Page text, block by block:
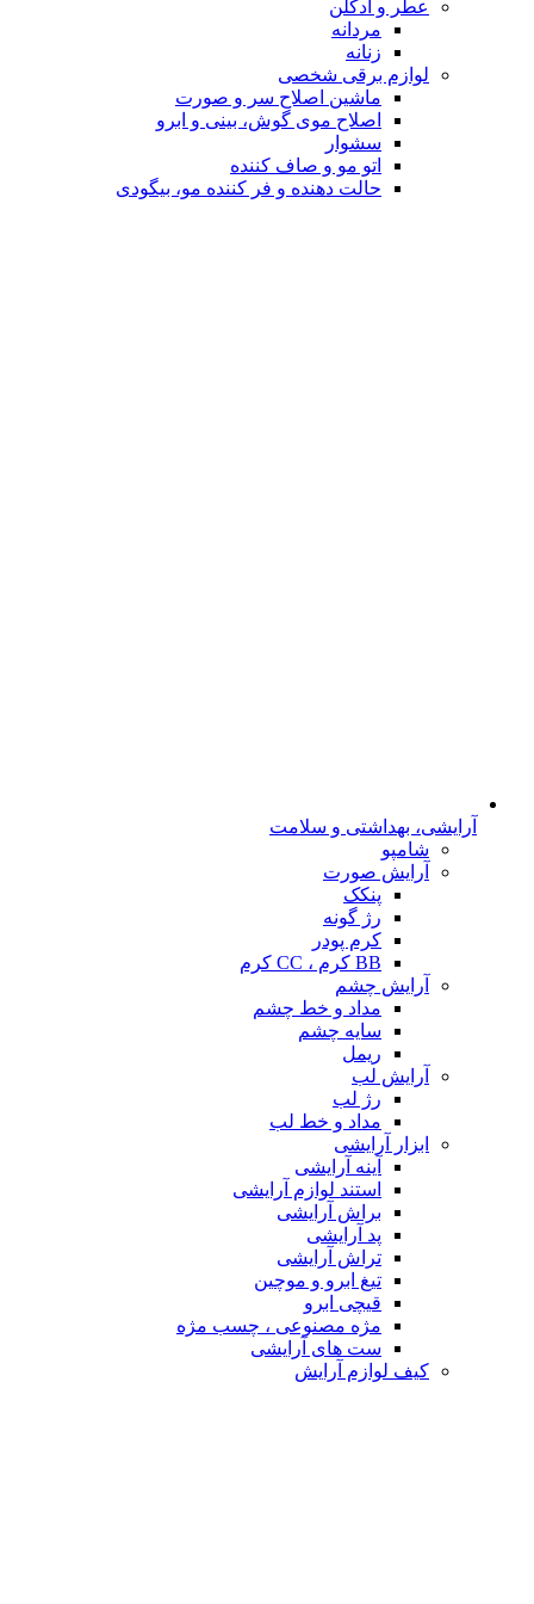
عطر و ادکلن
مردانه
زنانه
لوازم برقی شخصی
ماشین اصلاح سر و صورت
اصلاح موی گوش، بینی و ابرو
سشوار
اتو مو و صاف کننده
حالت دهنده و فر کننده مو، بیگودی
آرایشی، بهداشتی و سلامت
شامپو
آرایش صورت
پنکک
رژ گونه
کرم پودر
BB کرم ، CC کرم
آرایش چشم
مداد و خط چشم
سایه چشم
ریمل
آرایش لب
رژ لب
مداد و خط لب
ابزار آرایشی
آینه آرایشی
استند لوازم آرایشی
براش آرایشی
پد آرایشی
تراش آرایشی
تیغ ابرو و موچین
قیچی ابرو
مژه مصنوعی ، چسب مژه
ست های آرایشی
کیف لوازم آرایش